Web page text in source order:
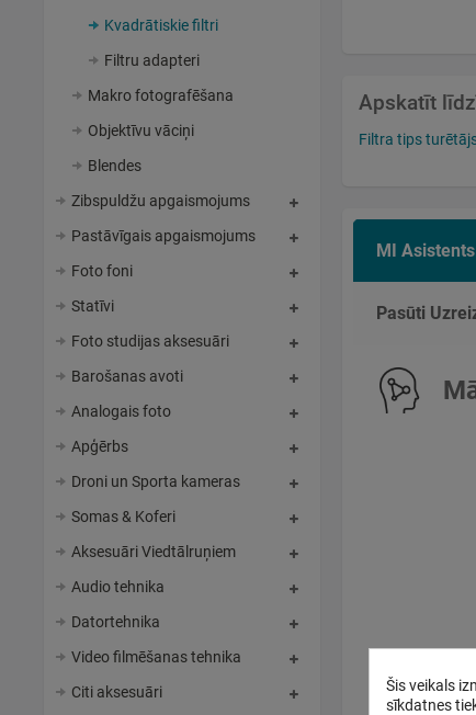
Šis veikals
sīkdatnes
Kvadrātiskie filtri
Filtru adapteri
Makro fotografēšana
Objektīvu vāciņi
Blendes
Zibspuldžu apgaismojums
Pastāvīgais apgaismojums
Foto foni
Statīvi
Foto studijas aksesuāri
Barošanas avoti
Analogais foto
Apģērbs
Droni un Sporta kameras
Somas & Koferi
Aksesuāri Viedtālruņiem
Audio tehnika
Datortehnika
Video filmēšanas tehnika
Citi aksesuāri
Apskatīt
Filtra tips
MI Asistents
Pasūti